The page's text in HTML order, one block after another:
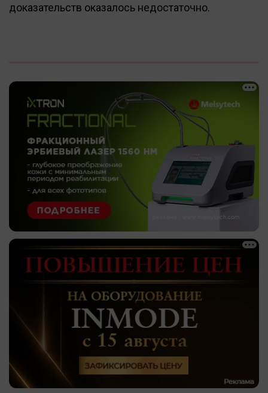
доказательств оказалось недостаточно.